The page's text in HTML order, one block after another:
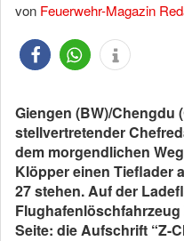
von Feuerwehr-Magazin
Giengen (BW)/Chengdu
stellvertretender
dem morgendlichen
Klöpper einen Tieflader
27 stehen. Auf der
Flughafenlöschfahrzeug
Seite: die Aufschrift “Z-